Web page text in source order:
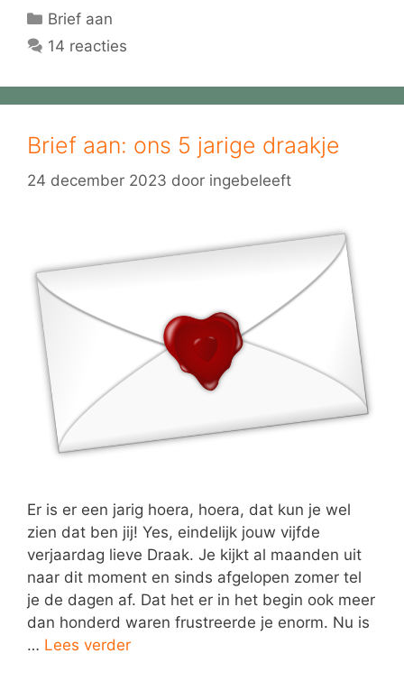
Categorieën
Brief aan
14 reacties
Brief aan: ons 5 jarige draakje
24 december 2023 door ingebeleeft
Er is er een jarig hoera, hoera, dat kun je wel
zien dat ben jij! Yes, eindelijk jouw vijfde
verjaardag lieve Draak. Je kijkt al maanden uit
naar dit moment en sinds afgelopen zomer tel
je de dagen af. Dat het er in het begin ook meer
dan honderd waren frustreerde je enorm. Nu is
… Lees verder